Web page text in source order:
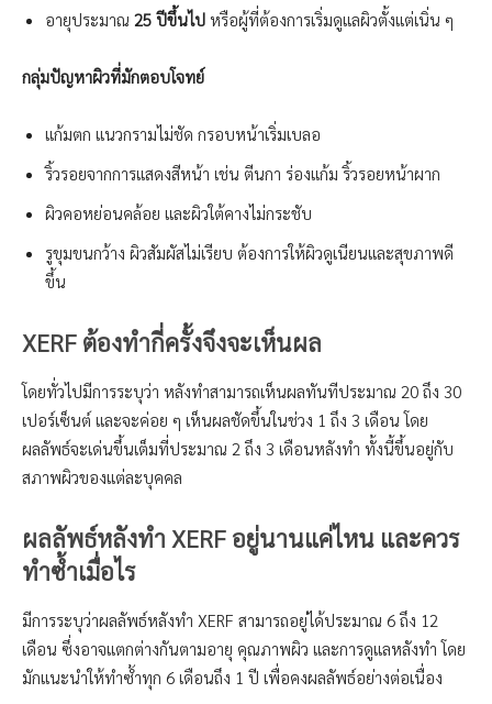
อายุประมาณ 25 ปีขึ้นไป หรือผู้ที่ต้องการเริ่มดูแลผิวตั้งแต่เนิ่น ๆ
กลุ่มปัญหาผิวที่มักตอบโจทย์
แก้มตก แนวกรามไม่ชัด กรอบหน้าเริ่มเบลอ
ริ้วรอยจากการแสดงสีหน้า เช่น ตีนกา ร่องแก้ม ริ้วรอยหน้าผาก
ผิวคอหย่อนคล้อย และผิวใต้คางไม่กระชับ
รูขุมขนกว้าง ผิวสัมผัสไม่เรียบ ต้องการให้ผิวดูเนียนและสุขภาพดี
ขึ้น
XERF ต้องทำกี่ครั้งจึงจะเห็นผล
โดยทั่วไปมีการระบุว่า หลังทำสามารถเห็นผลทันทีประมาณ 20 ถึง 30
เปอร์เซ็นต์ และจะค่อย ๆ เห็นผลชัดขึ้นในช่วง 1 ถึง 3 เดือน โดย
ผลลัพธ์จะเด่นขึ้นเต็มที่ประมาณ 2 ถึง 3 เดือนหลังทำ ทั้งนี้ขึ้นอยู่กับ
สภาพผิวของแต่ละบุคคล
ผลลัพธ์หลังทำ XERF อยู่นานแค่ไหน และควร
ทำซ้ำเมื่อไร
มีการระบุว่าผลลัพธ์หลังทำ XERF สามารถอยู่ได้ประมาณ 6 ถึง 12
เดือน ซึ่งอาจแตกต่างกันตามอายุ คุณภาพผิว และการดูแลหลังทำ โดย
มักแนะนำให้ทำซ้ำทุก 6 เดือนถึง 1 ปี เพื่อคงผลลัพธ์อย่างต่อเนื่อง